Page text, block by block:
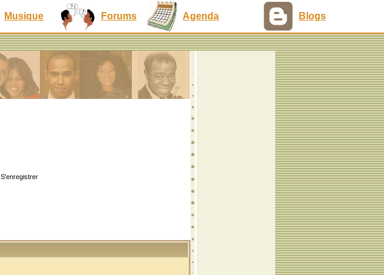
Musique Forums Agenda Blogs
S'enregistrer